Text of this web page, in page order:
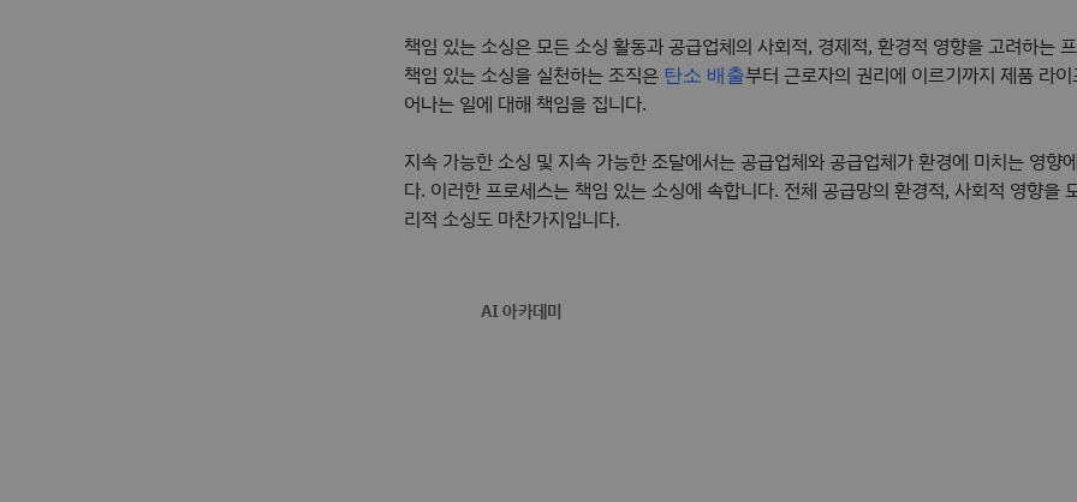
책임 있는 소싱은 모든 소싱 활동과 공급업체의 사회적, 경제적, 환경적 영향을 고려하는
책임 있는 소싱을 실천하는 조직은 탄소 배출부터 근로자의 권리에 이르기까지 제품 라
어나는 일에 대해 책임을 집니다.
지속 가능한 소싱 및 지속 가능한 조달에서는 공급업체와 공급업체가 환경에 미치는 영향
다. 이러한 프로세스는 책임 있는 소싱에 속합니다. 전체 공급망의 환경적, 사회적 영향을
리적 소싱도 마찬가지입니다.
AI 아카데미